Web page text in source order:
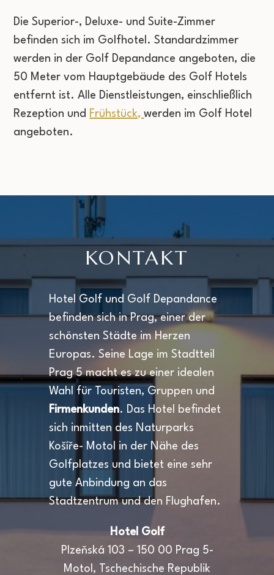
Die Superior-, Deluxe- und Suite-Zimmer
befinden sich im Golfhotel. Standardzimmer
werden in der Golf Depandance angeboten, die
50 Meter vom Hauptgebäude des Golf Hotels
entfernt ist. Alle Dienstleistungen, einschließlich
Rezeption und Frühstück,werden im Golf Hotel
angeboten.
KONTAKT
Hotel Golf und Golf Depandance
befinden sich in Prag, einer der
schönsten Städte im Herzen
Europas. Seine Lage im Stadtteil
Prag 5 macht es zu einer idealen
Wahl für Touristen, Gruppen und
Firmenkunden. Das Hotel befindet
sich inmitten des Naturparks
Košíře- Motol in der Nähe des
Golfplatzes und bietet eine sehr
gute Anbindung an das
Stadtzentrum und den Flughafen.
Hotel Golf
Plzeňská 103 – 150 00 Prag 5-
Motol,
Tschechische Republik